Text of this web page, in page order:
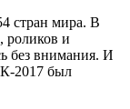
стран мира. В
роликов и
без внимания. И
2017 был